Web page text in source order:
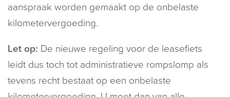
aanspraak worden gemaakt op de onbelaste
kilometervergoeding.
Let op: De nieuwe regeling voor de leasefiets
leidt dus toch tot administratieve rompslomp als
tevens recht bestaat op een onbelaste